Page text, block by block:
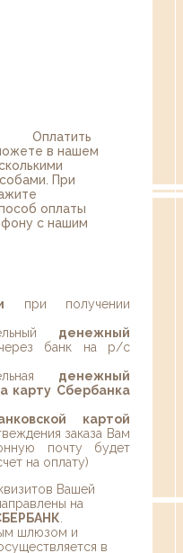
Оплатить
в нашем
При
оплаты
с нашим
при получении
денежный
банк на р/с
денежный
карту Сбербанка
картой
заказа Вам
почту будет
на оплату)
Вашей
на
шлюзом и
в